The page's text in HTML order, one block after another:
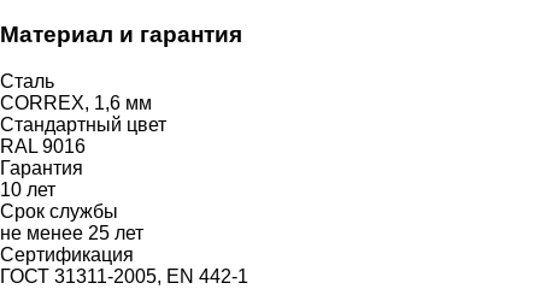
Материал и гарантия
Сталь
CORREX, 1,6 мм
Стандартный цвет
RAL 9016
Гарантия
10 лет
Срок службы
не менее 25 лет
Сертификация
ГОСТ 31311-2005, EN 442-1